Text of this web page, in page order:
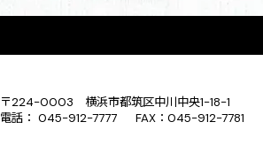
〒224-0003 横浜市都筑区中川中央1-18-1
電話： 045-912-7777 FAX：045-912-7781